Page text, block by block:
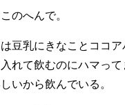
のへんで。
豆乳にきなことココア
れて飲むのにハマって
いから飲んでいる。